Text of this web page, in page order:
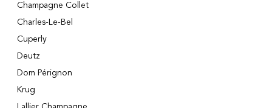
Champagne Collet
Charles-Le-Bel
Cuperly
Deutz
Dom Pérignon
Krug